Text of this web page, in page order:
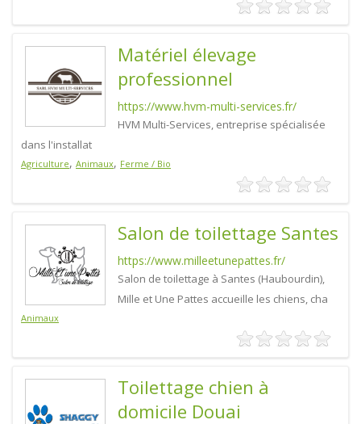
Matériel élevage
professionnel
https://www.hvm-multi-services.fr/
HVM Multi-Services, entreprise spécialisée
dans l'installat
Agriculture, Animaux, Ferme / Bio
Salon de toilettage Santes
https://www.milleetunepattes.fr/
Salon de toilettage à Santes (Haubourdin),
Mille et Une Pattes accueille les chiens, cha
Animaux
Toilettage chien à
domicile Douai